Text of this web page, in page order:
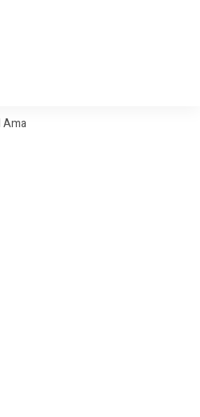
Diimbau Jaga Persatuan Jelang